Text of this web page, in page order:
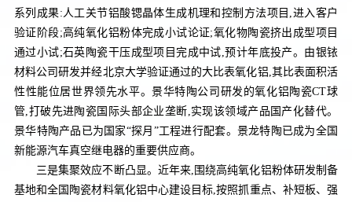
系列成果:人工关节铝酸锶晶体生成机理和控制方法项目,进入客户
验证阶段;高纯氧化铝粉体完成小试论证;氧化物陶瓷挤出成型项目
通过小试;石英陶瓷干压成型项目完成中试,预计年底投产。由银铱
材料公司研发并经北京大学验证通过的大比表氧化铝,其比表面积活
性性能位居世界领先水平。景华特陶公司研发的氧化铝陶瓷CT球
管,打破先进陶瓷国际头部企业垄断,实现该领域产品国产化替代。
景华特陶产品已为国家“探月”工程进行配套。景龙特陶已成为全国
新能源汽车真空继电器的重要供应商。
三是集聚效应不断凸显。近年来,围绕高纯氧化铝粉体研发制备
基地和全国陶瓷材料氧化铝中心建设目标,按照抓重点、补短板、强